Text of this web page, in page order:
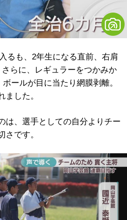
るも、2年生になる直前、右肩
らに、レギュラーをつかみか
ールが目に当たり網膜剥離。
ました。
は、選手としての自分よりチー
さです。